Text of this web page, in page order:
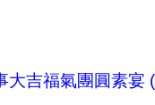
大吉福氣團圓素